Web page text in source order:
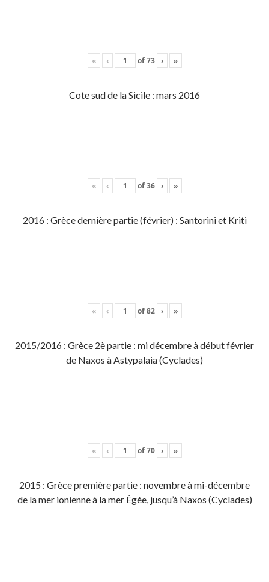
« ‹ of73 › »
Cote sud de la Sicile : mars 2016
« ‹ of36 › »
2016 : Grèce dernière partie (février) : Santorini et Kriti
« ‹ of82 › »
2015/2016 : Grèce 2è partie : mi décembre à début février
de Naxos à Astypalaia (Cyclades)
« ‹ of70 › »
2015 : Grèce première partie : novembre à mi-décembre
de la mer ionienne à la mer Égée, jusqu’à Naxos (Cyclades)